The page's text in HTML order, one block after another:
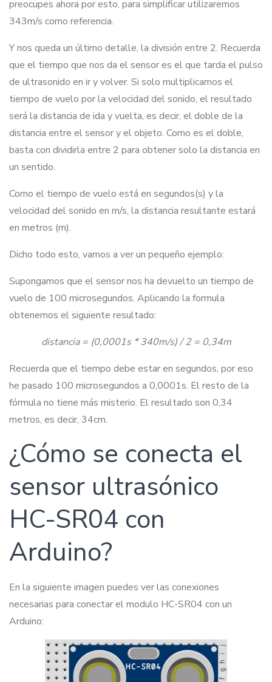
preocupes ahora por esto, para simplificar utilizaremos
343m/s como referencia.
Y nos queda un último detalle, la división entre 2. Recuerda
que el tiempo que nos da el sensor es el que tarda el pulso
de ultrasonido en ir y volver. Si solo multiplicamos el
tiempo de vuelo por la velocidad del sonido, el resultado
será la distancia de ida y vuelta, es decir, el doble de la
distancia entre el sensor y el objeto. Como es el doble,
basta con dividirla entre 2 para obtener solo la distancia en
un sentido.
Como el tiempo de vuelo está en segundos(s) y la
velocidad del sonido en m/s, la distancia resultante estará
en metros (m).
Dicho todo esto, vamos a ver un pequeño ejemplo:
Supongamos que el sensor nos ha devuelto un tiempo de
vuelo de 100 microsegundos. Aplicando la formula
obtenemos el siguiente resultado:
distancia = (0,0001s * 340m/s) / 2 = 0,34m
Recuerda que el tiempo debe estar en segundos, por eso
he pasado 100 microsegundos a 0,0001s. El resto de la
fórmula no tiene más misterio. El resultado son 0,34
metros, es decir, 34cm.
¿Cómo se conecta el
sensor ultrasónico
HC-SR04 con
Arduino?
En la siguiente imagen puedes ver las conexiones
necesarias para conectar el modulo HC-SR04 con un
Arduino: